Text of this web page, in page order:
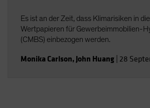
Es ist an der Zeit, dass Klimarisiken in
Wertpapieren für Gewerbeimmobilien-
(CMBS) einbezogen werden.
Monika Carlson, John Huang 28